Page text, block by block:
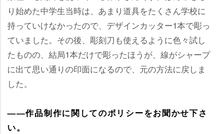
り始めた中学生当時は、あまり道具をたくさん学校に
持っていけなかったので、デザインカッター1本で彫っ
ていました。その後、彫刻刀も使えるように色々試し
たものの、結局1本だけで彫ったほうが、線がシャープ
に出て思い通りの印面になるので、元の方法に戻しま
した。
――作品制作に関してのポリシーをお聞かせ下さ
い。